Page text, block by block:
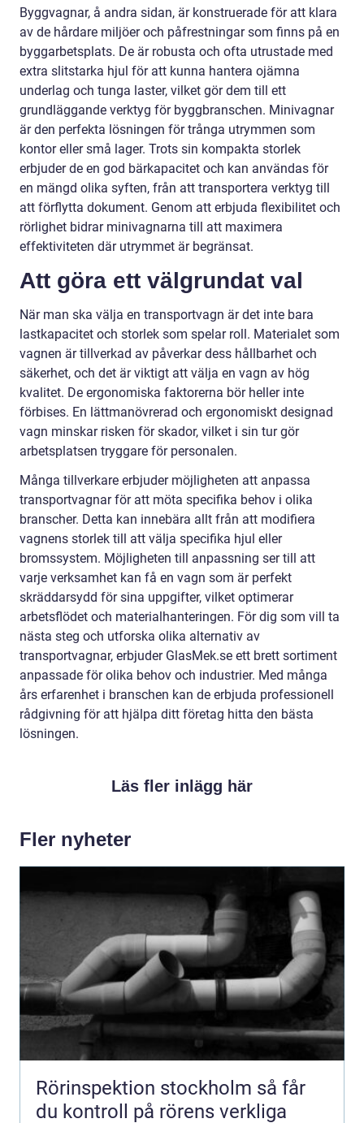
Byggvagnar, å andra sidan, är konstruerade för att klara
av de hårdare miljöer och påfrestningar som finns på en
byggarbetsplats. De är robusta och ofta utrustade med
extra slitstarka hjul för att kunna hantera ojämna
underlag och tunga laster, vilket gör dem till ett
grundläggande verktyg för byggbranschen. Minivagnar
är den perfekta lösningen för trånga utrymmen som
kontor eller små lager. Trots sin kompakta storlek
erbjuder de en god bärkapacitet och kan användas för
en mängd olika syften, från att transportera verktyg till
att förflytta dokument. Genom att erbjuda flexibilitet och
rörlighet bidrar minivagnarna till att maximera
effektiviteten där utrymmet är begränsat.
Att göra ett välgrundat val
När man ska välja en transportvagn är det inte bara
lastkapacitet och storlek som spelar roll. Materialet som
vagnen är tillverkad av påverkar dess hållbarhet och
säkerhet, och det är viktigt att välja en vagn av hög
kvalitet. De ergonomiska faktorerna bör heller inte
förbises. En lättmanövrerad och ergonomiskt designad
vagn minskar risken för skador, vilket i sin tur gör
arbetsplatsen tryggare för personalen.
Många tillverkare erbjuder möjligheten att anpassa
transportvagnar för att möta specifika behov i olika
branscher. Detta kan innebära allt från att modifiera
vagnens storlek till att välja specifika hjul eller
bromssystem. Möjligheten till anpassning ser till att
varje verksamhet kan få en vagn som är perfekt
skräddarsydd för sina uppgifter, vilket optimerar
arbetsflödet och materialhanteringen. För dig som vill ta
nästa steg och utforska olika alternativ av
transportvagnar, erbjuder GlasMek.se ett brett sortiment
anpassade för olika behov och industrier. Med många
års erfarenhet i branschen kan de erbjuda professionell
rådgivning för att hjälpa ditt företag hitta den bästa
lösningen.
Läs fler inlägg här
Fler nyheter
Rörinspektion stockholm så får
du kontroll på rörens verkliga